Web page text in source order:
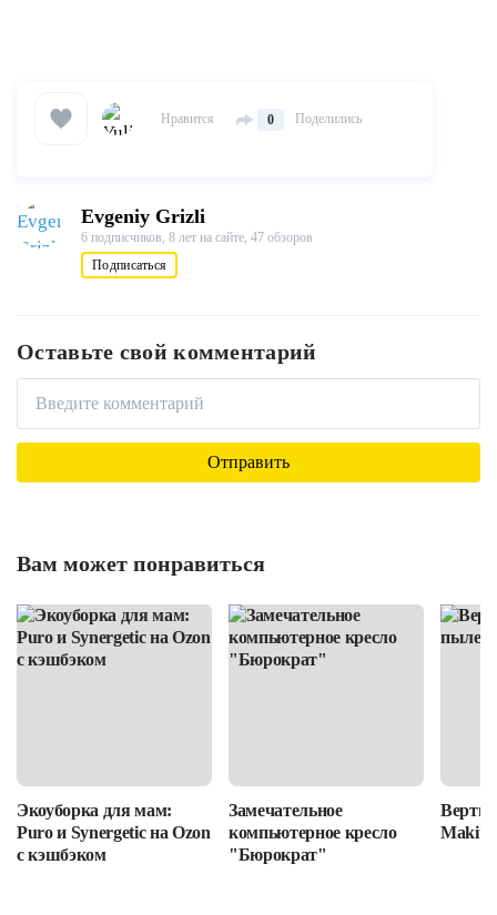
Нравится 0 Поделились
Evgeniy Grizli
6 подписчиков, 8 лет на сайте, 47 обзоров
Подписаться
Оставьте свой комментарий
Вам может понравиться
Экоуборка для мам:
Puro и Synergetic на Ozon
с кэшбэком
Замечательное
компьютерное кресло
"Бюрократ"
Makita